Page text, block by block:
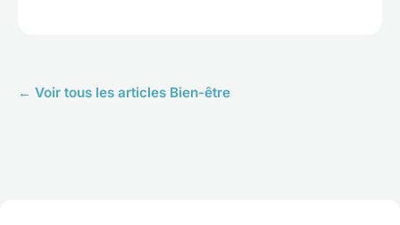
← Voir tous les articles Bien-être